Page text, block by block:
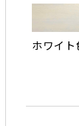
ホワイト